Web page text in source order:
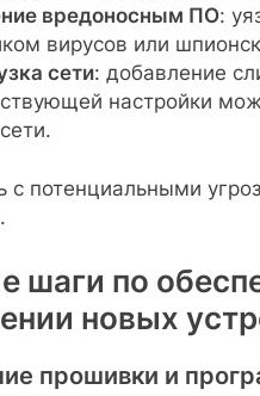
вредоносным ПО:
вирусов или
сети: добавление
настройки
с потенциальными
шаги по
новых
прошивки и